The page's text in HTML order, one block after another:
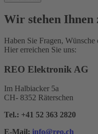
Wir stehen Ihnen
Haben Sie Fragen, Wünsche
Hier erreichen Sie uns:
REO Elektronik AG
Im Halbiacker 5a
CH- 8352 Räterschen
Tel.: +41 52 363 2820
E-Mail: info@reo.ch